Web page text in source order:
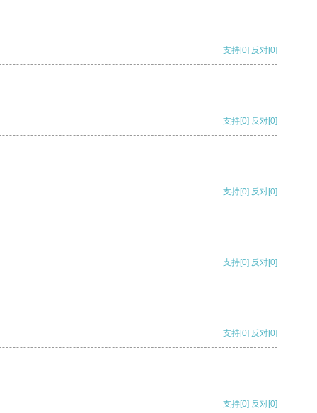
支持[0] 反对[0]
支持[0] 反对[0]
支持[0] 反对[0]
支持[0] 反对[0]
支持[0] 反对[0]
支持[0] 反对[0]